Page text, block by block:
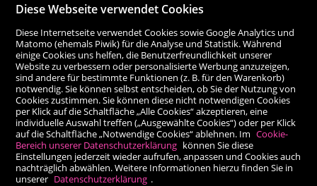
Diese Webseite verwendet Cookies
Diese Internetseite verwendet Cookies sowie Google Analytics und
Matomo (ehemals Piwik) für die Analyse und Statistik. Während
einige Cookies uns helfen, die Benutzerfreundlichkeit unserer
Website zu verbessern oder personalisierte Werbung anzuzeigen,
sind andere für bestimmte Funktionen (z. B. für den Warenkorb)
notwendig. Sie können selbst entscheiden, ob Sie der Nutzung von
Cookies zustimmen. Sie können diese nicht notwendigen Cookies
per Klick auf die Schaltfläche „Alle Cookies“ akzeptieren, eine
individuelle Auswahl treffen („Ausgewählte Cookies“) oder per Klick
auf die Schaltfläche „Notwendige Cookies“ ablehnen. Im Cookie-
Bereich unserer Datenschutzerklärung können Sie diese
Einstellungen jederzeit wieder aufrufen, anpassen und Cookies auch
nachträglich abwählen. Weitere Informationen hierzu finden Sie in
unserer Datenschutzerklärung .